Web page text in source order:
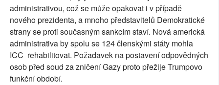
administrativou, což se může opakovat i v případě
nového prezidenta, a mnoho představitelů Demokratické
strany se proti současným sankcím staví. Nová americká
administrativa by spolu se 124 členskými státy mohla
ICC rehabilitovat. Požadavek na postavení odpovědných
osob před soud za zničení Gazy proto přežije Trumpovo
funkční období.